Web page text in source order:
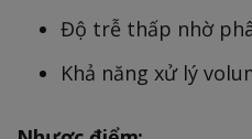
Độ trễ thấp nhờ
Khả năng xử lý